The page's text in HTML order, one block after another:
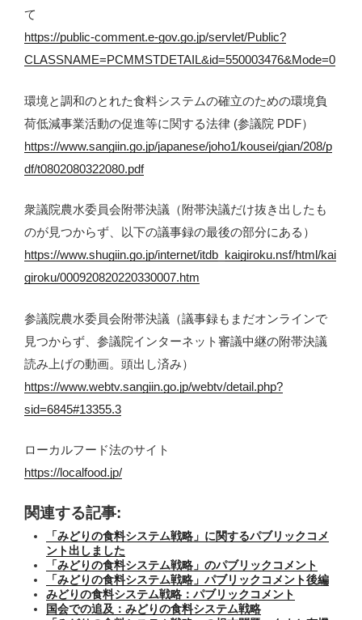
て
https://public-comment.e-gov.go.jp/servlet/Public?
CLASSNAME=PCMMSTDETAIL&id=550003476&Mode=0
環境と調和のとれた食料システムの確立のための環境負
荷低減事業活動の促進等に関する法律 (参議院 PDF）
https://www.sangiin.go.jp/japanese/joho1/kousei/gian/208/p
df/t0802080322080.pdf
衆議院農水委員会附帯決議（附帯決議だけ抜き出したも
のが見つからず、以下の議事録の最後の部分にある）
https://www.shugiin.go.jp/internet/itdb_kaigiroku.nsf/html/kai
giroku/000920820220330007.htm
参議院農水委員会附帯決議（議事録もまだオンラインで
見つからず、参議院インターネット審議中継の附帯決議
読み上げの動画。頭出し済み）
https://www.webtv.sangiin.go.jp/webtv/detail.php?
sid=6845#13355.3
ローカルフード法のサイト
https://localfood.jp/
関連する記事:
「みどりの食料システム戦略」に関するパブリックコメ
ント出しました
「みどりの食料システム戦略」のパブリックコメント
「みどりの食料システム戦略」パブリックコメント後編
みどりの食料システム戦略：パブリックコメント
国会での追及：みどりの食料システム戦略